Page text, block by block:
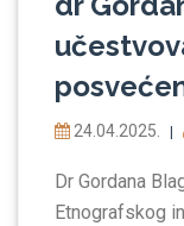
24.04.2025.
Dr Gordana
Etnografskog